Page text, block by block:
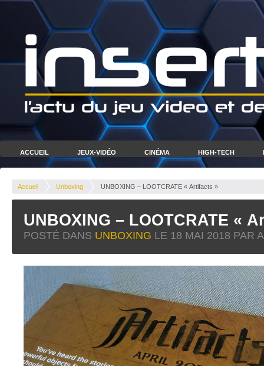
ACCUEIL JEUX-VIDÉO CINÉMA HIGH-TECH
Accueil Unboxing UNBOXING – LOOTCRATE « Artifacts »
UNBOXING – LOOTCRATE «
POSTÉ DANS UNBOXING LE 18 MAI 2018 PAR